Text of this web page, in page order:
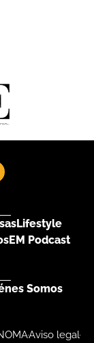
Lifestyle
EM Podcast
Somos
Aviso legal